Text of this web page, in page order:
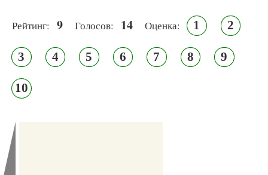
Рейтинг: 9 Голосов: 14 Оценка: 1 2
3 4 5 6 7 8 9
10